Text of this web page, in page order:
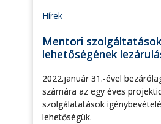
Hírek
Mentori
lehetőségének
2022.január 31.-ével
számára az egy éves
szolgálatatások
lehetőségük.